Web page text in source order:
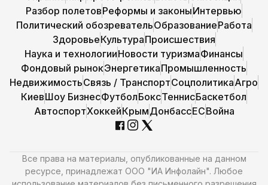
Разбор полетовРеформы и законыИнтервью
Политический обозревательОбразованиеРабота
ЗдоровьеКультураПроисшествия
Наука и технологииНовости туризмаФинансы
Фондовый рынокЭнергетикаПромышленность
НедвижимостьСвязь / ТранспортСоцполитикаАгро
КиевШоу БизнесФутболБоксТеннисБаскетбол
АвтоспортХоккейКрымДонбассЕСВойна
Все права на материалы, опубликованные на данном
ресурсе, принадлежат ООО "ИА Инфолайн". Любое